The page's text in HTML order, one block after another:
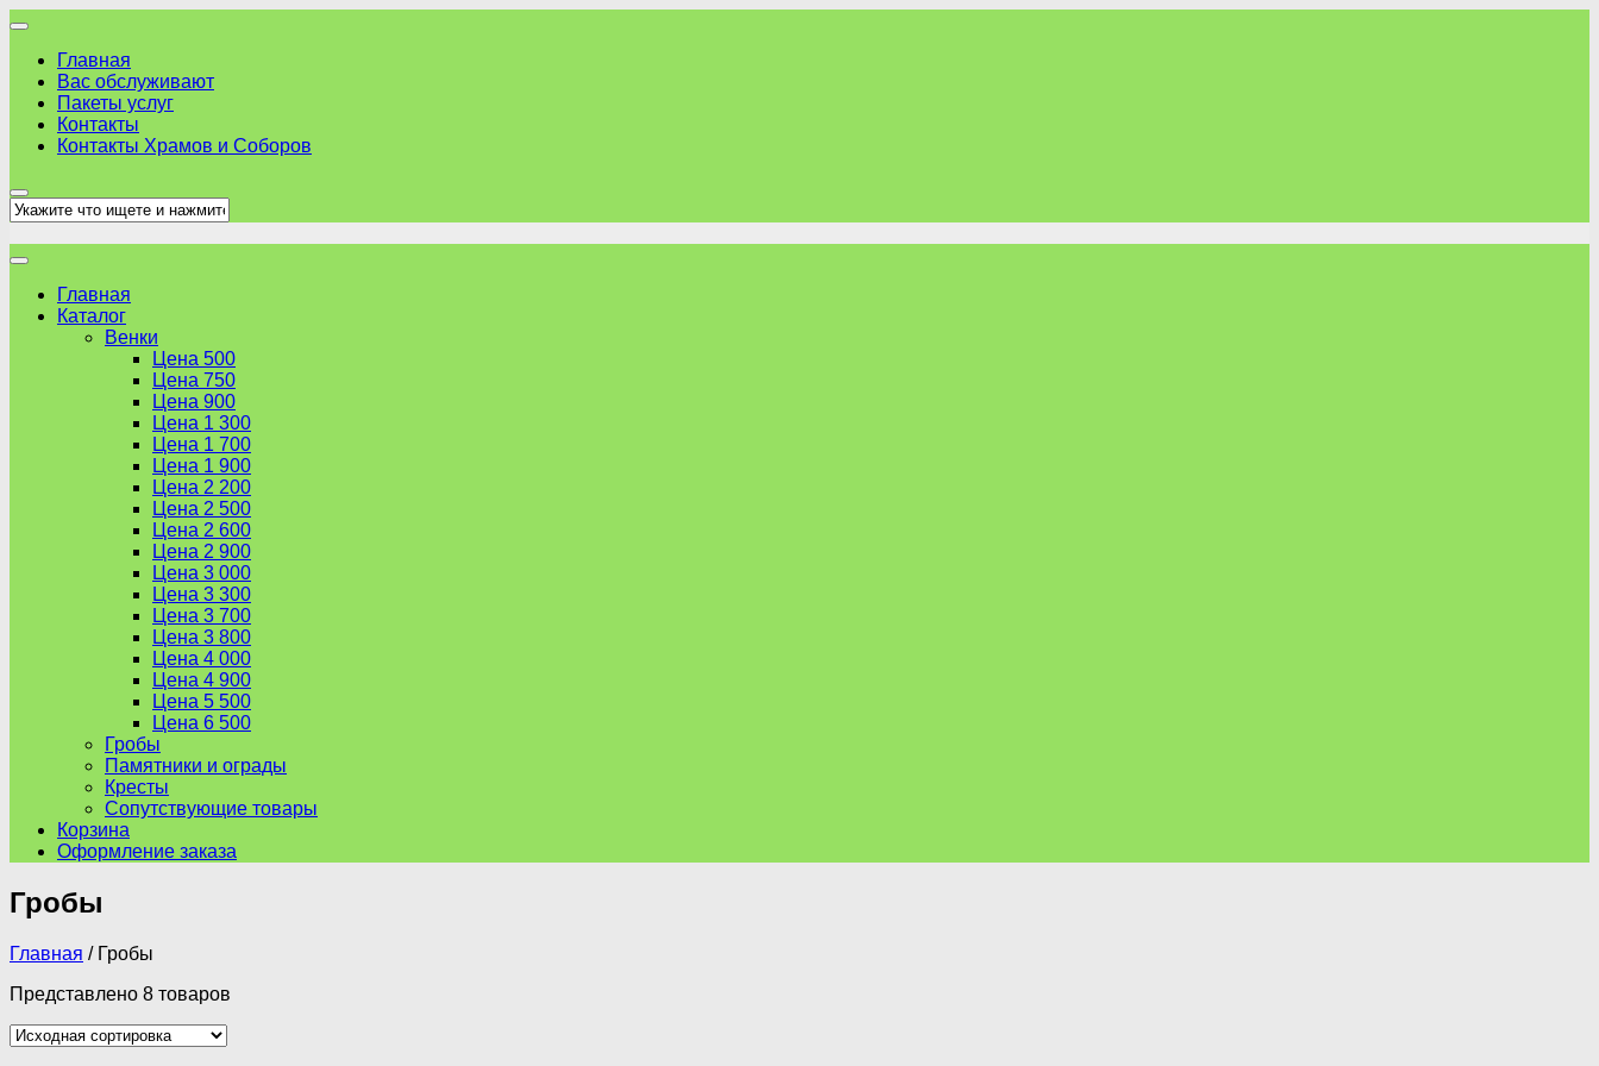
Skip
contentГлавная
Вас обслуживают
Пакеты услуг
Контакты
Контакты Храмов и Соборов
Главная
Каталог
Венки
Цена 500
Цена 750
Цена 900
Цена 1 300
Цена 1 700
Цена 1 900
Цена 2 200
Цена 2 500
Цена 2 600
Цена 2 900
Цена 3 000
Цена 3 300
Цена 3 700
Цена 3 800
Цена 4 000
Цена 4 900
Цена 5 500
Цена 6 500
Гробы
Памятники и ограды
Кресты
Сопутствующие товары
Корзина
Оформление заказа
Гробы
Главная / Гробы
Представлено 8 товаров